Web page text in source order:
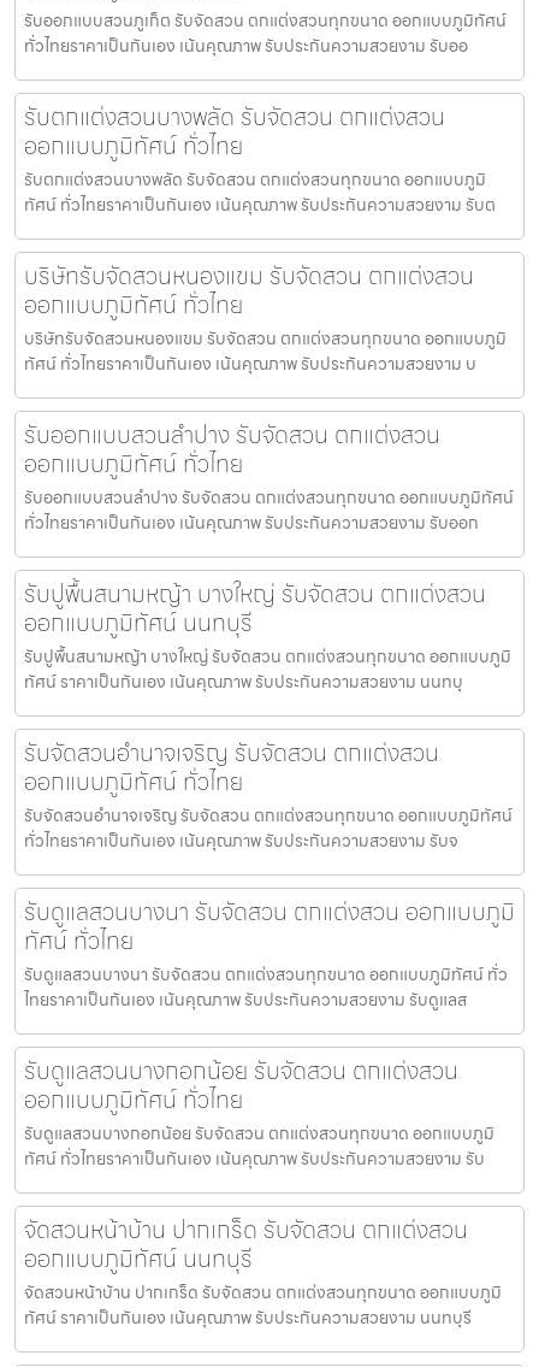
รับออกแบบสวนภูเก็ต รับจัดสวน ตกแต่งสวนทุกขนาด ออกแบบภูมิทัศน์
ทั่วไทยราคาเป็นกันเอง เน้นคุณภาพ รับประกันความสวยงาม รับออ
รับตกแต่งสวนบางพลัด รับจัดสวน ตกแต่งสวน
ออกแบบภูมิทัศน์ ทั่วไทย
รับตกแต่งสวนบางพลัด รับจัดสวน ตกแต่งสวนทุกขนาด ออกแบบภูมิ
ทัศน์ ทั่วไทยราคาเป็นกันเอง เน้นคุณภาพ รับประกันความสวยงาม รับต
บริษัทรับจัดสวนหนองแขม รับจัดสวน ตกแต่งสวน
ออกแบบภูมิทัศน์ ทั่วไทย
บริษัทรับจัดสวนหนองแขม รับจัดสวน ตกแต่งสวนทุกขนาด ออกแบบภูมิ
ทัศน์ ทั่วไทยราคาเป็นกันเอง เน้นคุณภาพ รับประกันความสวยงาม บ
รับออกแบบสวนลำปาง รับจัดสวน ตกแต่งสวน
ออกแบบภูมิทัศน์ ทั่วไทย
รับออกแบบสวนลำปาง รับจัดสวน ตกแต่งสวนทุกขนาด ออกแบบภูมิทัศน์
ทั่วไทยราคาเป็นกันเอง เน้นคุณภาพ รับประกันความสวยงาม รับออก
รับปูพื้นสนามหญ้า บางใหญ่ รับจัดสวน ตกแต่งสวน
ออกแบบภูมิทัศน์ นนทบุรี
รับปูพื้นสนามหญ้า บางใหญ่ รับจัดสวน ตกแต่งสวนทุกขนาด ออกแบบภูมิ
ทัศน์ ราคาเป็นกันเอง เน้นคุณภาพ รับประกันความสวยงาม นนทบุ
รับจัดสวนอำนาจเจริญ รับจัดสวน ตกแต่งสวน
ออกแบบภูมิทัศน์ ทั่วไทย
รับจัดสวนอำนาจเจริญ รับจัดสวน ตกแต่งสวนทุกขนาด ออกแบบภูมิทัศน์
ทั่วไทยราคาเป็นกันเอง เน้นคุณภาพ รับประกันความสวยงาม รับจ
รับดูแลสวนบางนา รับจัดสวน ตกแต่งสวน ออกแบบภูมิ
ทัศน์ ทั่วไทย
รับดูแลสวนบางนา รับจัดสวน ตกแต่งสวนทุกขนาด ออกแบบภูมิทัศน์ ทั่ว
ไทยราคาเป็นกันเอง เน้นคุณภาพ รับประกันความสวยงาม รับดูแลส
รับดูแลสวนบางกอกน้อย รับจัดสวน ตกแต่งสวน
ออกแบบภูมิทัศน์ ทั่วไทย
รับดูแลสวนบางกอกน้อย รับจัดสวน ตกแต่งสวนทุกขนาด ออกแบบภูมิ
ทัศน์ ทั่วไทยราคาเป็นกันเอง เน้นคุณภาพ รับประกันความสวยงาม รับ
จัดสวนหน้าบ้าน ปากเกร็ด รับจัดสวน ตกแต่งสวน
ออกแบบภูมิทัศน์ นนทบุรี
จัดสวนหน้าบ้าน ปากเกร็ด รับจัดสวน ตกแต่งสวนทุกขนาด ออกแบบภูมิ
ทัศน์ ราคาเป็นกันเอง เน้นคุณภาพ รับประกันความสวยงาม นนทบุรี